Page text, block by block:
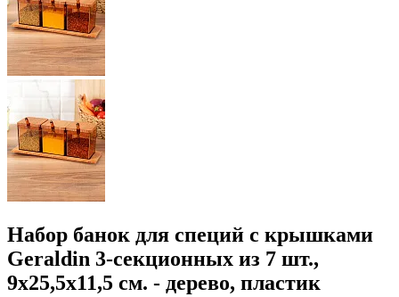
Набор банок для специй с крышками
Geraldin 3-секционных из 7 шт.,
9x25,5x11,5 см. - дерево, пластик